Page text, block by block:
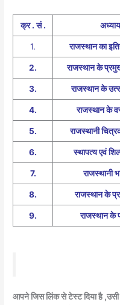
क्र . सं .
1. राजस्थान का
2. राजस्थान के
3. राजस्थान के
4. राजस्थान के
5. राजस्थानी
6. स्थापत्य एवं
7. राजस्थानी
8. राजस्थान के
9. राजस्थान के
आपने जिस लिंक से टेस्ट दिया है